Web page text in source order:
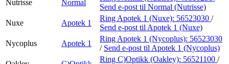
Nutrisse
Normal
Send e-post til Normal (Nutrisse)
Nuxe
Apotek 1
Ring Apotek 1 (Nuxe): 56523030 /
Send e-post til Apotek 1 (Nuxe)
Nycoplus
Apotek 1
Ring Apotek 1 (Nycoplus): 56523030
/ Send e-post til Apotek 1 (Nycoplus)
Ring C)Optikk (Oakley): 56521100 /